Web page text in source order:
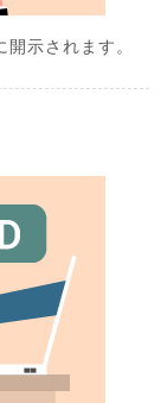
示されます。